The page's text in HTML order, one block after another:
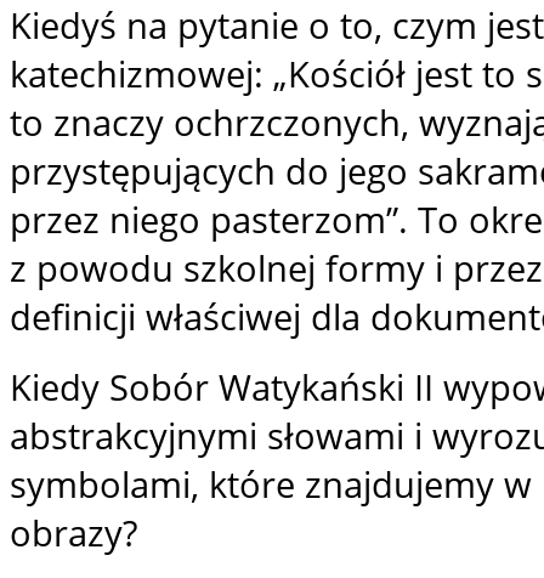
Kiedyś na pytanie o to, czym
katechizmowej: „Kościół jest to
to znaczy ochrzczonych,
przystępujących do jego
przez niego pasterzom”. To
z powodu szkolnej formy i
definicji właściwej dla
Kiedy Sobór Watykański II
abstrakcyjnymi słowami i
symbolami, które znajdujemy w
obrazy?